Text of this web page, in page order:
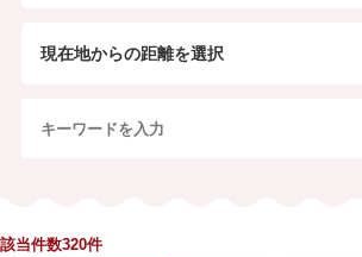
現在地からの距離を選択
該当件数320件